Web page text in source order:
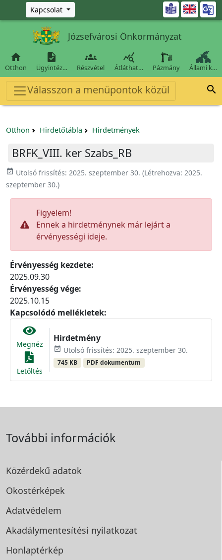
Ugrás a fő tartalomra
Kapcsolat 
Józsefvárosi Önkormányzat

Otthon

Ügyintéz…

Részvétel

Átláthat… Pázmány Állami k…
Válasszon a menüpontok közül 
Otthon Hirdetőtábla Hirdetmények
BRFK_VIII. ker Szabs_RB
event_available Utolsó frissítés: 2025. szeptember 30. (Létrehozva: 2025.
szeptember 30.)
Figyelem!
Ennek a hirdetménynek már lejárt a
érvényességi ideje.
Érvényesség kezdete:
2025.09.30
Érvényesség vége:
2025.10.15
Kapcsolódó mellékletek:
Megnéz
Letöltés
Hirdetmény
event_available Utolsó frissítés: 2025. szeptember 30.
745 KB PDF dokumentum
További információk
Közérdekű adatok
Okostérképek
Adatvédelem
Akadálymentesítési nyilatkozat
Honlaptérkép